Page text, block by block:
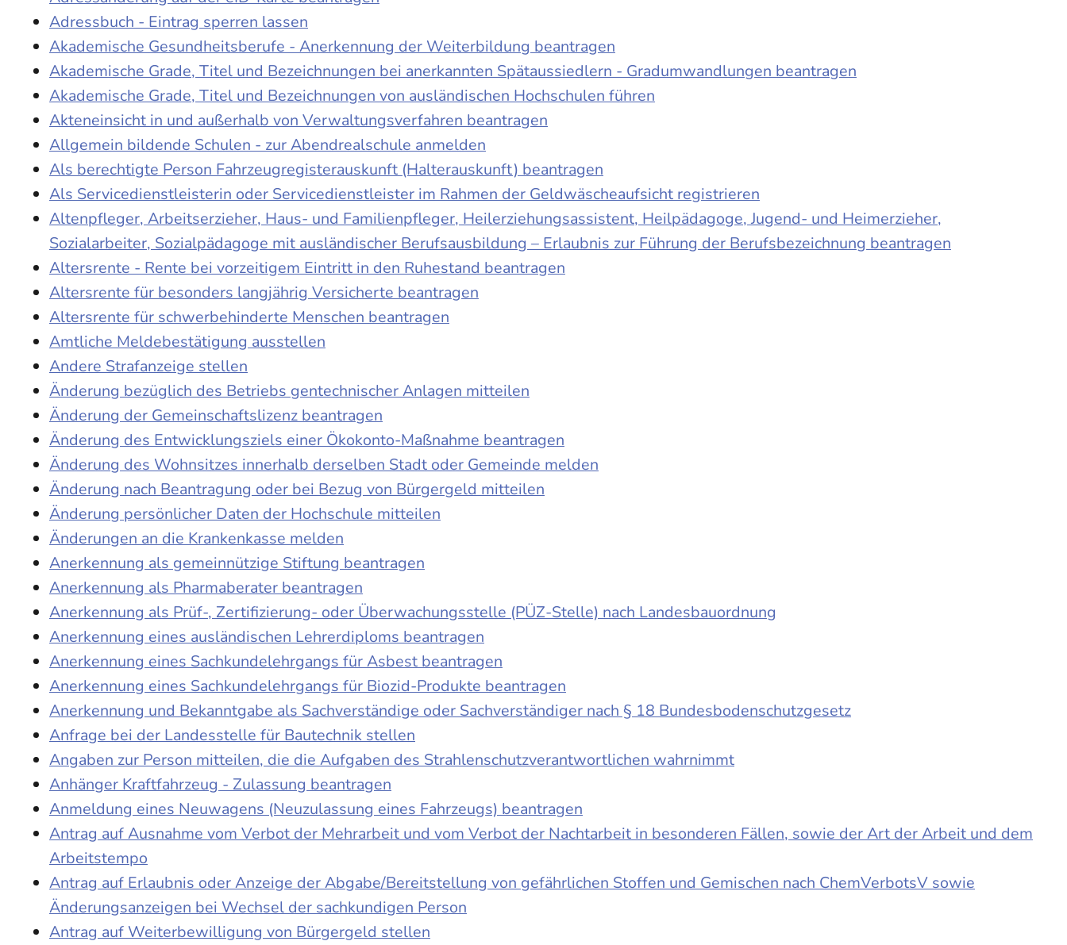
Adressbuch - Eintrag sperren lassen
Akademische Gesundheitsberufe - Anerkennung der Weiterbildung beantragen
Akademische Grade, Titel und Bezeichnungen bei anerkannten Spätaussiedlern - Gradumwandlungen beantragen
Akademische Grade, Titel und Bezeichnungen von ausländischen Hochschulen führen
Akteneinsicht in und außerhalb von Verwaltungsverfahren beantragen
Allgemein bildende Schulen - zur Abendrealschule anmelden
Als berechtigte Person Fahrzeugregisterauskunft (Halterauskunft) beantragen
Als Servicedienstleisterin oder Servicedienstleister im Rahmen der Geldwäscheaufsicht registrieren
Altenpfleger, Arbeitserzieher, Haus- und Familienpfleger, Heilerziehungsassistent, Heilpädagoge, Jugend- und Heimerzieher,
Sozialarbeiter, Sozialpädagoge mit ausländischer Berufsausbildung – Erlaubnis zur Führung der Berufsbezeichnung beantragen
Altersrente - Rente bei vorzeitigem Eintritt in den Ruhestand beantragen
Altersrente für besonders langjährig Versicherte beantragen
Altersrente für schwerbehinderte Menschen beantragen
Amtliche Meldebestätigung ausstellen
Andere Strafanzeige stellen
Änderung bezüglich des Betriebs gentechnischer Anlagen mitteilen
Änderung der Gemeinschaftslizenz beantragen
Änderung des Entwicklungsziels einer Ökokonto-Maßnahme beantragen
Änderung des Wohnsitzes innerhalb derselben Stadt oder Gemeinde melden
Änderung nach Beantragung oder bei Bezug von Bürgergeld mitteilen
Änderung persönlicher Daten der Hochschule mitteilen
Änderungen an die Krankenkasse melden
Anerkennung als gemeinnützige Stiftung beantragen
Anerkennung als Pharmaberater beantragen
Anerkennung als Prüf-, Zertifizierung- oder Überwachungsstelle (PÜZ-Stelle) nach Landesbauordnung
Anerkennung eines ausländischen Lehrerdiploms beantragen
Anerkennung eines Sachkundelehrgangs für Asbest beantragen
Anerkennung eines Sachkundelehrgangs für Biozid-Produkte beantragen
Anerkennung und Bekanntgabe als Sachverständige oder Sachverständiger nach § 18 Bundesbodenschutzgesetz
Anfrage bei der Landesstelle für Bautechnik stellen
Angaben zur Person mitteilen, die die Aufgaben des Strahlenschutzverantwortlichen wahrnimmt
Anhänger Kraftfahrzeug - Zulassung beantragen
Anmeldung eines Neuwagens (Neuzulassung eines Fahrzeugs) beantragen
Antrag auf Ausnahme vom Verbot der Mehrarbeit und vom Verbot der Nachtarbeit in besonderen Fällen, sowie der Art der Arbeit und dem
Arbeitstempo
Antrag auf Erlaubnis oder Anzeige der Abgabe/Bereitstellung von gefährlichen Stoffen und Gemischen nach ChemVerbotsV sowie
Änderungsanzeigen bei Wechsel der sachkundigen Person
Antrag auf Weiterbewilligung von Bürgergeld stellen